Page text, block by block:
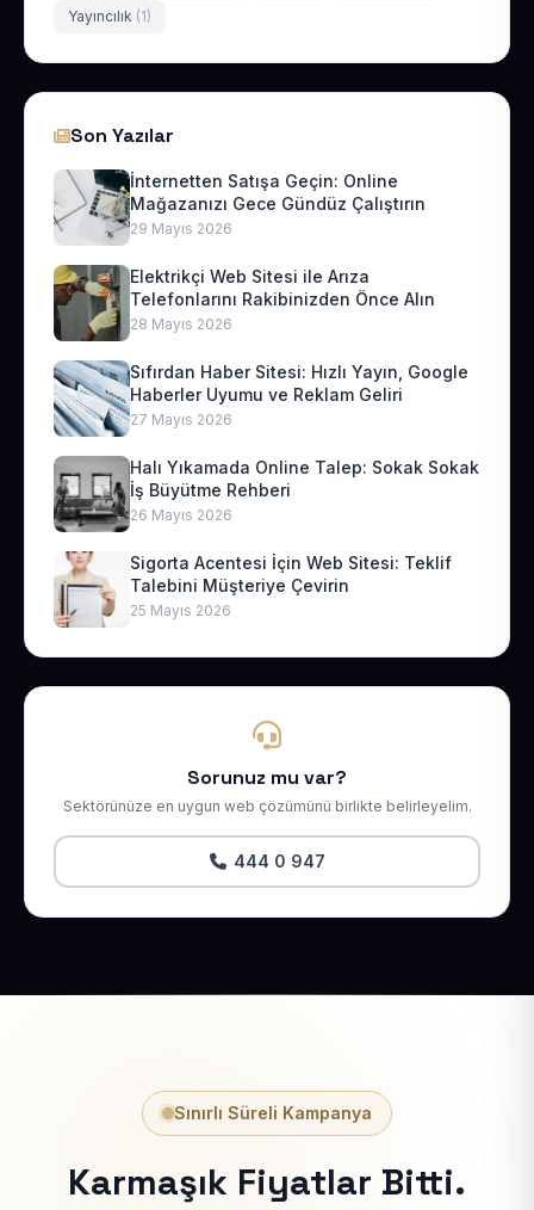
Yayıncılık (1)
Son Yazılar
İnternetten Satışa Geçin: Online
Mağazanızı Gece Gündüz Çalıştırın
29 Mayıs 2026
Elektrikçi Web Sitesi ile Arıza
Telefonlarını Rakibinizden Önce Alın
28 Mayıs 2026
Sıfırdan Haber Sitesi: Hızlı Yayın, Google
Haberler Uyumu ve Reklam Geliri
27 Mayıs 2026
Halı Yıkamada Online Talep: Sokak Sokak
İş Büyütme Rehberi
26 Mayıs 2026
Sigorta Acentesi İçin Web Sitesi: Teklif
Talebini Müşteriye Çevirin
25 Mayıs 2026
Sorunuz mu var?
Sektörünüze en uygun web çözümünü birlikte belirleyelim.
444 0 947
Sınırlı Süreli Kampanya
Karmaşık Fiyatlar Bitti.